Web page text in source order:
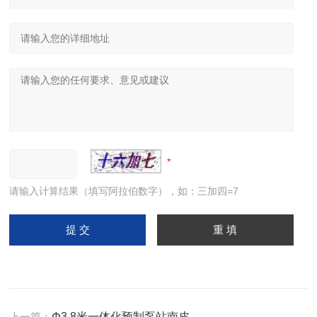
请输入计算结果（填写阿拉伯数字），如：三加四=7